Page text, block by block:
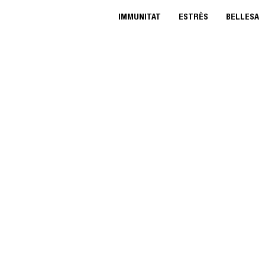
IMMUNITAT ESTRÈS BELLESA